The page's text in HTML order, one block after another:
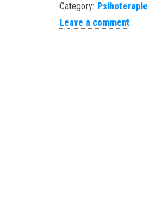
Category: Psihoterapie
Leave a comment